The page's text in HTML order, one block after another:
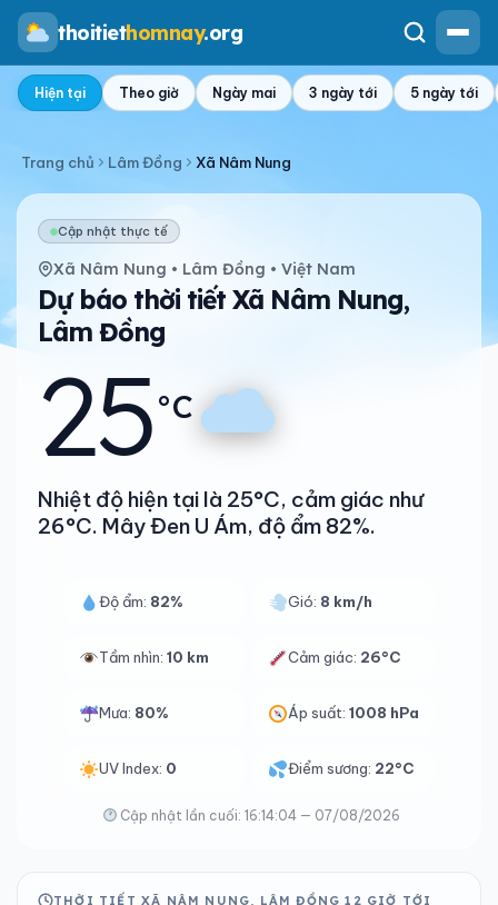
thoitiethomnay.org
Hiện tại Theo giờ Ngày mai 3 ngày tới 5 ngày tới
Trang chủ Lâm Đồng Xã Nâm Nung
Cập nhật thực tế
Xã Nâm Nung • Lâm Đồng • Việt Nam
Dự báo thời tiết Xã Nâm Nung,
Lâm Đồng
25°C
Nhiệt độ hiện tại là 25°C, cảm giác như
26°C. Mây Đen U Ám, độ ẩm 82%.
Độ ẩm: 82% Gió: 8 km/h
Tầm nhìn: 10 km Cảm giác: 26°C
Mưa: 80% Áp suất:1008 hPa
UV Index: 0 Điểm sương: 22°C
Cập nhật lần cuối: 16:14:04 — 07/08/2026
THỜI TIẾT XÃ NÂM NUNG, LÂM ĐỒNG 12 GIỜ TỚI